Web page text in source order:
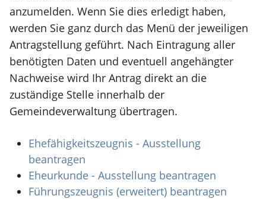
anzumelden. Wenn Sie dies erledigt haben,
werden Sie ganz durch das Menü der jeweiligen
Antragstellung geführt. Nach Eintragung aller
benötigten Daten und eventuell angehängter
Nachweise wird Ihr Antrag direkt an die
zuständige Stelle innerhalb der
Gemeindeverwaltung übertragen.
Ehefähigkeitszeugnis - Ausstellung
beantragen
Eheurkunde - Ausstellung beantragen
Führungszeugnis (erweitert) beantragen